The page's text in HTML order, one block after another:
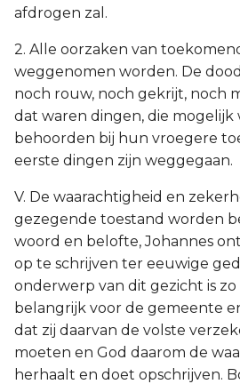
afdrogen zal.
2. Alle oorzaken van
weggenomen worden. De
noch rouw, noch gekrijt, noch
dat waren dingen, die mogelijk
behoorden bij hun vroegere
eerste dingen zijn weggegaan.
V. De waarachtigheid en
gezegende toestand worden
woord en belofte, Johannes
op te schrijven ter eeuwige
onderwerp van dit gezicht is
belangrijk voor de gemeente
dat zij daarvan de volste
moeten en God daarom de
herhaalt en doet opschrijven.